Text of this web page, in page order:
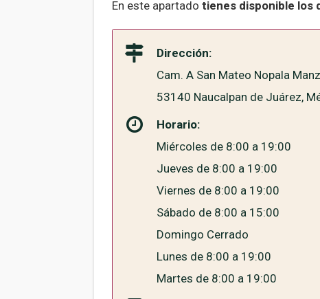
En este apartado tienes disponible los
Dirección:
Cam. A San Mateo Nopala
53140 Naucalpan de Juárez,
Horario:
Miércoles de 8:00 a 19:00
Jueves de 8:00 a 19:00
Viernes de 8:00 a 19:00
Sábado de 8:00 a 15:00
Domingo Cerrado
Lunes de 8:00 a 19:00
Martes de 8:00 a 19:00